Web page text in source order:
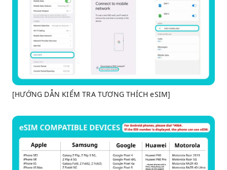
[HƯỚNG DẪN KIỂM TRA TƯƠNG THÍCH eSIM]